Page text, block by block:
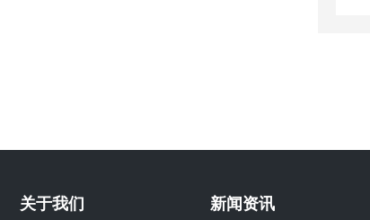
关于我们 新闻资讯